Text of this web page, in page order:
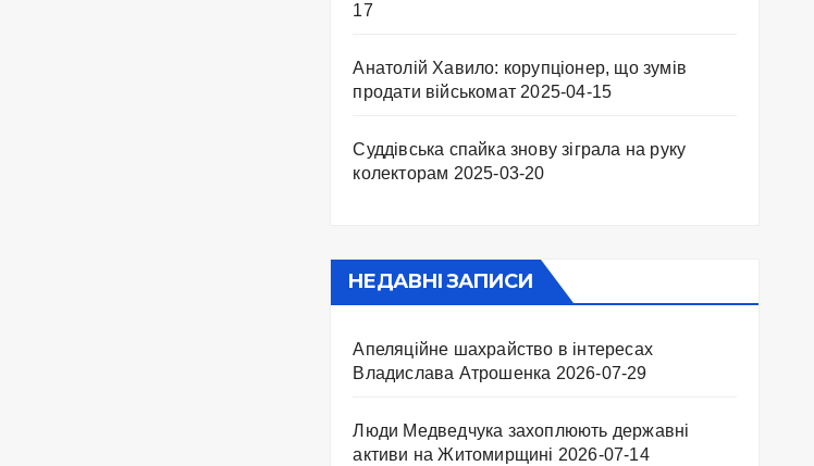
17
Анатолій Хавило: корупціонер, що зумів
продати військомат 2025-04-15
Суддівська спайка знову зіграла на руку
колекторам 2025-03-20
НЕДАВНІ ЗАПИСИ
Апеляційне шахрайство в інтересах
Владислава Атрошенка 2026-07-29
Люди Медведчука захоплюють державні
активи на Житомирщині 2026-07-14